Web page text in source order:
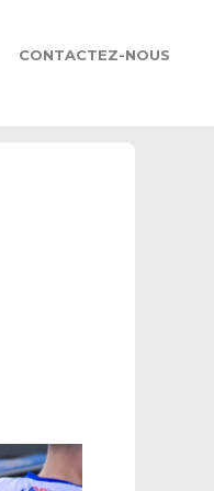
CONTACTEZ-NOUS